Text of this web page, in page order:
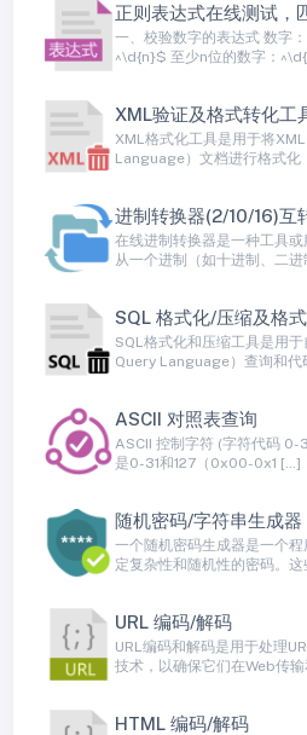
正则表达式在线测试，
一、校验数字的表达式 数字
^\d{n}$ 至少n位的数字：
XML验证及格式转化工
XML格式化工具是用于将
Language）文档进行格式化
加缩进、换行和合适的空格来
进制转换器(2/10/16)互
在线进制转换器是一种工具
从一个进制（如十进制、二
同进制的表示方式时
SQL 格式化/压缩及格
SQL格式化和压缩工具是用
Query Language）查询和代
ASCII 对照表查询
ASCII 控制字符 (字符代码 0-
是0-31和127（0x00-0x1 […]
随机密码/字符串生成器
一个随机密码生成器是一个
定复杂性和随机性的密码。这
URL 编码/解码
URL编码和解码是用于处理
技术，以确保它们在Web传
HTML 编码/解码